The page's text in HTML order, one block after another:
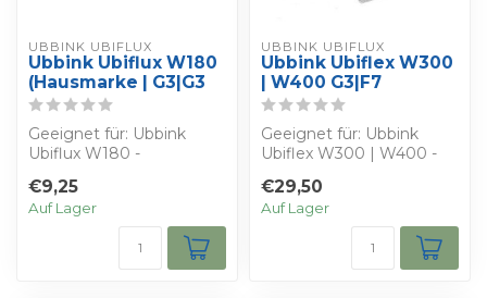
UBBINK UBIFLUX
Ubbink Ubiflux W180
(Hausmarke | G3|G3
Geeignet für: Ubbink
Ubiflux W180 -
eigenen Rabatt - Sie erh...
€9,25
Auf Lager
UBBINK UBIFLUX
Ubbink Ubiflex W300
| W400 G3|F7
Geeignet für: Ubbink
Ubiflex W300 | W400 -
eigenen Rabatt - ...
€29,50
Auf Lager